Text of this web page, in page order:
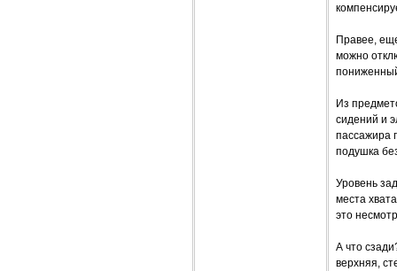
Правее,
можно
Из
сидений и
пассажира
подушка
Уровень
места
это
А что
верхняя,